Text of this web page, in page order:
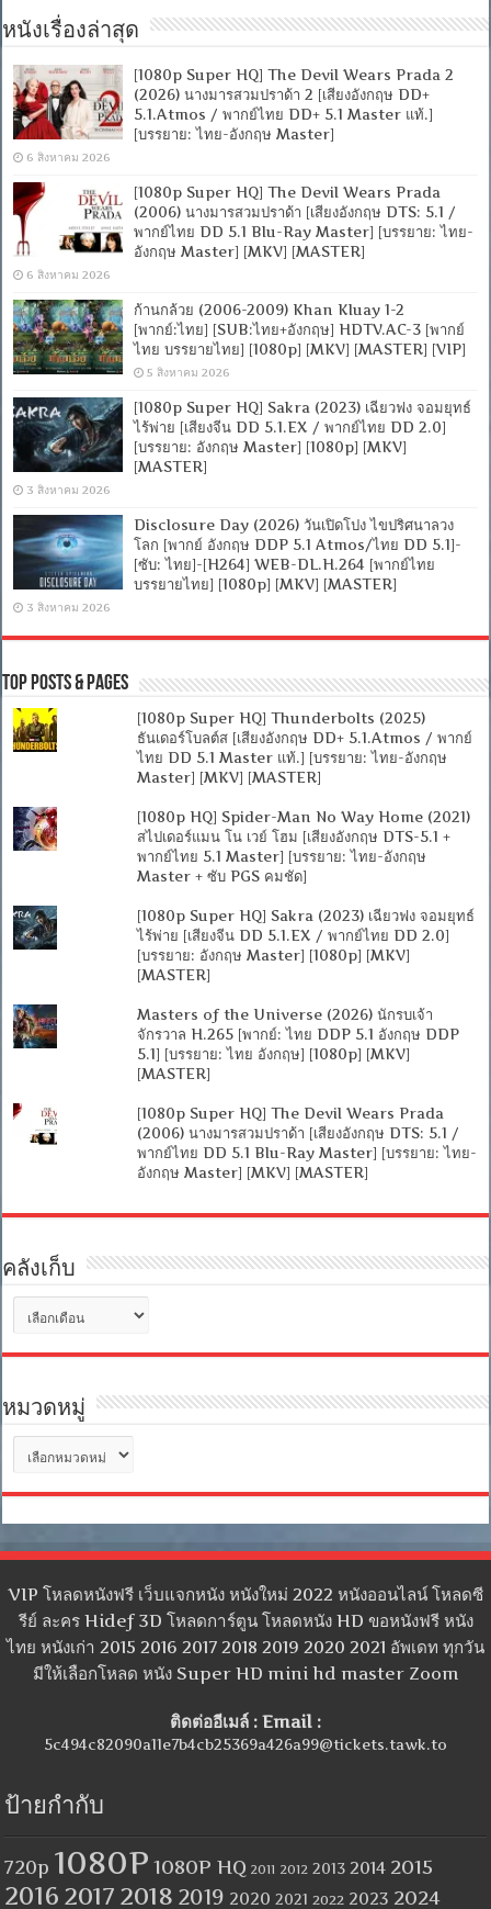
หนังเรื่องล่าสุด
[1080p Super HQ] The Devil Wears Prada 2
(2026) นางมารสวมปราด้า 2 [เสียงอังกฤษ DD+
5.1.Atmos / พากย์ไทย DD+ 5.1 Master แท้.]
[บรรยาย: ไทย-อังกฤษ Master]
6 สิงหาคม 2026
[1080p Super HQ] The Devil Wears Prada
(2006) นางมารสวมปราด้า [เสียงอังกฤษ DTS: 5.1 /
พากย์ไทย DD 5.1 Blu-Ray Master] [บรรยาย: ไทย-
อังกฤษ Master] [MKV] [MASTER]
6 สิงหาคม 2026
ก้านกล้วย (2006-2009) Khan Kluay 1-2
[พากย์:ไทย] [SUB:ไทย+อังกฤษ] HDTV.AC-3 [พากย์
ไทย บรรยายไทย] [1080p] [MKV] [MASTER] [VIP]
5 สิงหาคม 2026
[1080p Super HQ] Sakra (2023) เฉียวฟง จอมยุทธ์
ไร้พ่าย [เสียงจีน DD 5.1.EX / พากย์ไทย DD 2.0]
[บรรยาย: อังกฤษ Master] [1080p] [MKV]
[MASTER]
3 สิงหาคม 2026
Disclosure Day (2026) วันเปิดโปง ไขปริศนาลวง
โลก [พากย์ อังกฤษ DDP 5.1 Atmos/ไทย DD 5.1]-
[ซับ: ไทย]-[H264] WEB-DL.H.264 [พากย์ไทย
บรรยายไทย] [1080p] [MKV] [MASTER]
3 สิงหาคม 2026
Top Posts & Pages
[1080p Super HQ] Thunderbolts (2025)
ธันเดอร์โบลต์ส [เสียงอังกฤษ DD+ 5.1.Atmos / พากย์
ไทย DD 5.1 Master แท้.] [บรรยาย: ไทย-อังกฤษ
Master] [MKV] [MASTER]
[1080p HQ] Spider-Man No Way Home (2021)
สไปเดอร์แมน โน เวย์ โฮม [เสียงอังกฤษ DTS-5.1 +
พากย์ไทย 5.1 Master] [บรรยาย: ไทย-อังกฤษ
Master + ซับ PGS คมชัด]
[1080p Super HQ] Sakra (2023) เฉียวฟง จอมยุทธ์
ไร้พ่าย [เสียงจีน DD 5.1.EX / พากย์ไทย DD 2.0]
[บรรยาย: อังกฤษ Master] [1080p] [MKV]
[MASTER]
Masters of the Universe (2026) นักรบเจ้า
จักรวาล H.265 [พากย์: ไทย DDP 5.1 อังกฤษ DDP
5.1] [บรรยาย: ไทย อังกฤษ] [1080p] [MKV]
[MASTER]
[1080p Super HQ] The Devil Wears Prada
(2006) นางมารสวมปราด้า [เสียงอังกฤษ DTS: 5.1 /
พากย์ไทย DD 5.1 Blu-Ray Master] [บรรยาย: ไทย-
อังกฤษ Master] [MKV] [MASTER]
คลังเก็บ
คลัง
เก็บ
หมวดหมู่
หมวด
หมู่
VIP โหลดหนังฟรี เว็บแจกหนัง หนังใหม่ 2022 หนังออนไลน์ โหลดซี
รีย์ ละคร Hidef 3D โหลดการ์ตูน โหลดหนัง HD ขอหนังฟรี หนัง
ไทย หนังเก่า 2015 2016 2017 2018 2019 2020 2021 อัพเดท ทุกวัน
มีให้เลือกโหลด หนัง Super HD mini hd master Zoom
ติดต่ออีเมล์ : Email :
5c494c82090a11e7b4cb25369a426a99@tickets.tawk.to
ป้ายกำกับ
720p 1080P 1080P HQ 2011 2012 2013 2014 2015
2016 2017 2018 2019 2020 2021 2022 2023 2024